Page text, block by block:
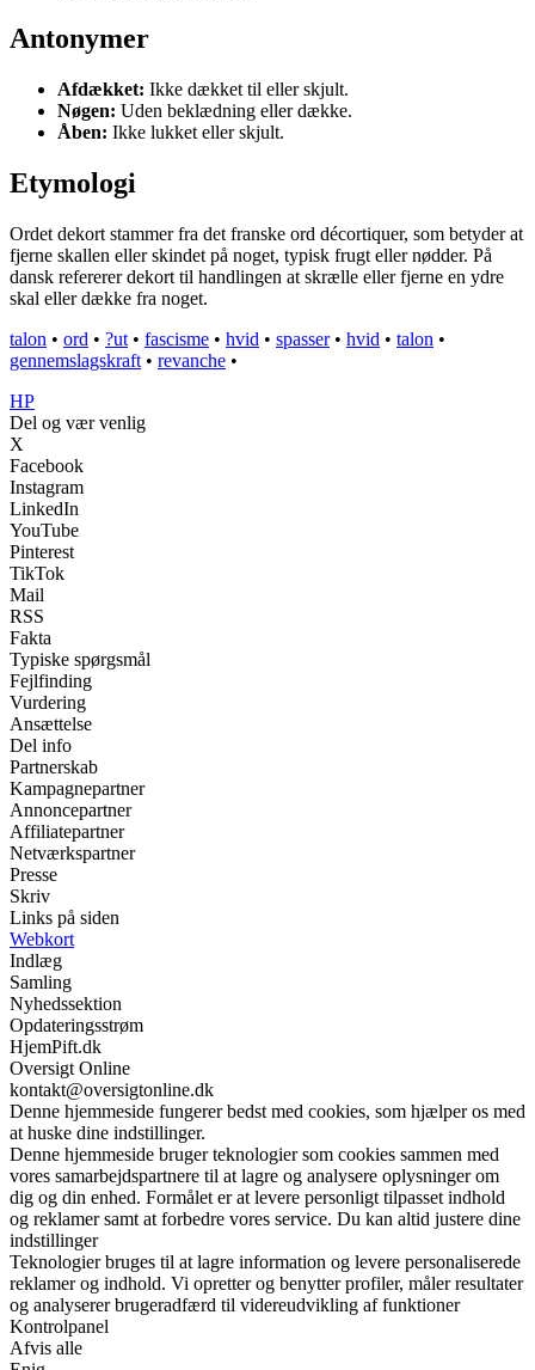
Antonymer
Afdækket: Ikke dækket til eller skjult.
Nøgen: Uden beklædning eller dække.
Åben: Ikke lukket eller skjult.
Etymologi
Ordet dekort stammer fra det franske ord décortiquer, som betyder at
fjerne skallen eller skindet på noget, typisk frugt eller nødder. På
dansk refererer dekort til handlingen at skrælle eller fjerne en ydre
skal eller dække fra noget.
talon • ord • ?ut • fascisme • hvid • spasser• hvid • talon •
gennemslagskraft • revanche •
HP
Del og vær venlig
X
Facebook
Instagram
LinkedIn
YouTube
Pinterest
TikTok
Mail
RSS
Fakta
Typiske spørgsmål
Fejlfinding
Vurdering
Ansættelse
Del info
Partnerskab
Kampagnepartner
Annoncepartner
Affiliatepartner
Netværkspartner
Presse
Skriv
Links på siden
Webkort
Indlæg
Samling
Nyhedssektion
Opdateringsstrøm
HjemPift.dk
Oversigt Online
kontakt@oversigtonline.dk
Denne hjemmeside fungerer bedst med cookies, som hjælper os med
at huske dine indstillinger.
Denne hjemmeside bruger teknologier som cookies sammen med
vores samarbejdspartnere til at lagre og analysere oplysninger om
dig og din enhed. Formålet er at levere personligt tilpasset indhold
og reklamer samt at forbedre vores service. Du kan altid justere dine
indstillinger
Teknologier bruges til at lagre information og levere personaliserede
reklamer og indhold. Vi opretter og benytter profiler, måler resultater
og analyserer brugeradfærd til videreudvikling af funktioner
Kontrolpanel
Afvis alle